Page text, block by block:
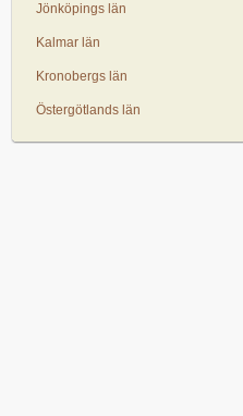
Jönköpings län
Kalmar län
Kronobergs län
Östergötlands län